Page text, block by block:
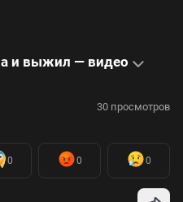
и выжил — видео
30 просмотров
0 0 0